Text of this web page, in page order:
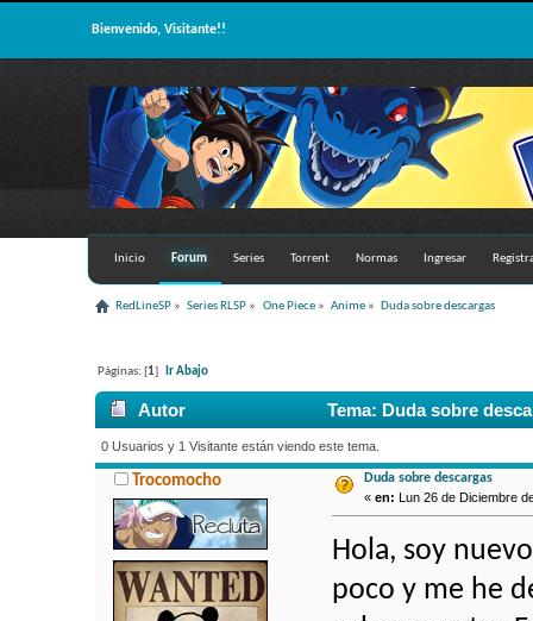
Bienvenido, Visitante!!
Inicio Forum Series Torrent Normas Ingresar
RedLineSP » Series RLSP » One Piece» Anime » Duda sobre descargas
Páginas: [ 1] Ir Abajo
Autor Tema: Duda sobre
0 Usuarios y 1 Visitante están viendo este tema.
Trocomocho
Duda sobre descargas
«en: Lun 26 de Diciembre
Hola, soy
poco y me he